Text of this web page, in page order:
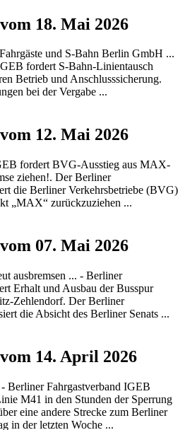
18. Mai 2026
und S-Bahn Berlin GmbH ...
fordert S-Bahn-Linientausch
Betrieb und Anschlusssicherung.
bei der Vergabe ...
12. Mai 2026
fordert BVG-Ausstieg aus MAX-
ziehen!. Der Berliner
die Berliner Verkehrsbetriebe (BVG)
„MAX“ zurückzuziehen ...
07. Mai 2026
ausbremsen ... - Berliner
Erhalt und Ausbau der Busspur
Zehlendorf. Der Berliner
die Absicht des Berliner Senats ...
14. April 2026
Berliner Fahrgastverband IGEB
M41 in den Stunden der Sperrung
eine andere Strecke zum Berliner
in der letzten Woche ...